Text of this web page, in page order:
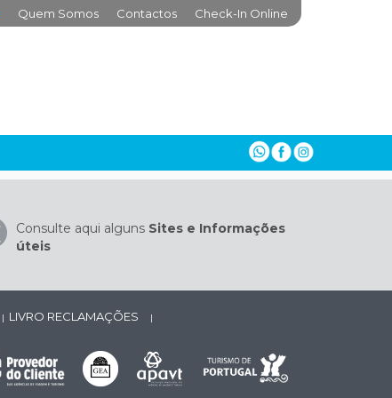
Quem Somos Contactos Check-In Online
Consulte aqui alguns Sites e Informações
úteis
| LIVRO RECLAMAÇÕES |